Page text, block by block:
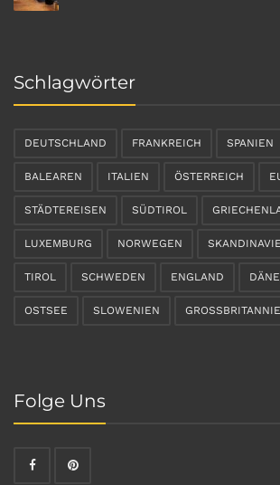
Schlagwörter
DEUTSCHLAND FRANKREICH SPANIEN
BALEAREN ITALIEN ÖSTERREICH
STÄDTEREISEN SÜDTIROL
LUXEMBURG NORWEGEN
TIROL SCHWEDEN ENGLAND
OSTSEE SLOWENIEN GROSSBRITANNIEN
Folge Uns